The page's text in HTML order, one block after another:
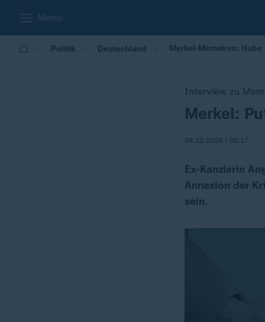
Menü
Politik Deutschland Merkel-Memoiren:
Interview zu
:Merkel:
04.12.2024 | 08:17
Ex-Kanzlerin
Annexion der
sein.